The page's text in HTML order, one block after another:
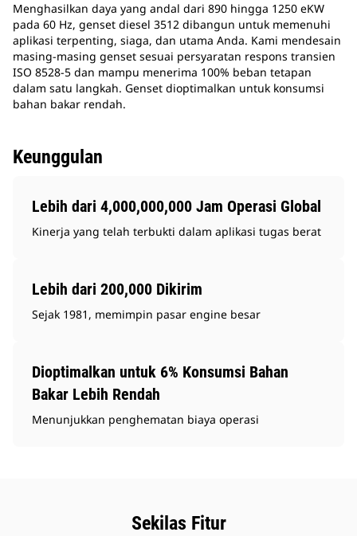
Menghasilkan daya yang andal dari 890 hingga 1250 eKW
pada 60 Hz, genset diesel 3512 dibangun untuk memenuhi
aplikasi terpenting, siaga, dan utama Anda. Kami mendesain
masing-masing genset sesuai persyaratan respons transien
ISO 8528-5 dan mampu menerima 100% beban tetapan
dalam satu langkah. Genset dioptimalkan untuk konsumsi
bahan bakar rendah.
Keunggulan
Lebih dari 4,000,000,000 Jam Operasi Global
Kinerja yang telah terbukti dalam aplikasi tugas berat
Lebih dari 200,000 Dikirim
Sejak 1981, memimpin pasar engine besar
Dioptimalkan untuk 6% Konsumsi Bahan
Bakar Lebih Rendah
Menunjukkan penghematan biaya operasi
Sekilas Fitur